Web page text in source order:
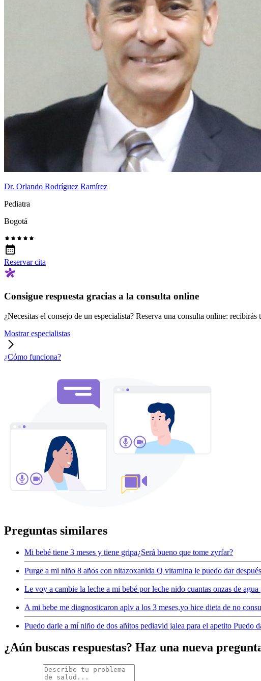
Dr. Orlando Rodríguez Ramírez
Pediatra
Bogotá
Reservar cita
Consigue respuesta gracias a la consulta online
¿Necesitas el consejo de un especialista? Reserva una consulta online: recibirás
Mostrar especialistas
¿Cómo funciona?
Preguntas similares
Mi bebé tiene 3 meses y tiene gripa¿Será bueno que tome zyrfar?
Purge a mi niño 8 años con nitazoxanida Q vitamina le puedo dar
Le voy a cambie la leche a mi bebé por leche nido cuantas onzas de agua
A mi bebe me diagnosticaron aplv a los 3 meses,yo hice dieta de no
Puedo darle a mí niño de dos añitos pediavid jalea para el apetito Puedo
¿Aún buscas respuestas? Haz una nueva